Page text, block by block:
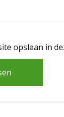
opslaan in